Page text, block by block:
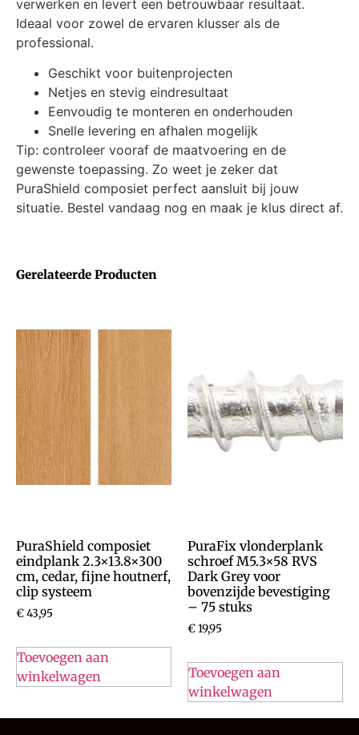
Gerelateerde Producten
PuraShield composiet
eindplank 2.3×13.8×300
cm, cedar, fijne houtnerf,
clip systeem
€43,95
Toevoegen aan
winkelwagen
PuraFix vlonderplank
schroef M5.3×58 RVS
Dark Grey voor
bovenzijde bevestiging
– 75 stuks
€19,95
Toevoegen aan
winkelwagen
verwerken en levert een betrouwbaar resultaat.
Ideaal voor zowel de ervaren klusser als de
professional.
Geschikt voor buitenprojecten
Netjes en stevig eindresultaat
Eenvoudig te monteren en onderhouden
Snelle levering en afhalen mogelijk
Tip: controleer vooraf de maatvoering en de
gewenste toepassing. Zo weet je zeker dat
PuraShield composiet perfect aansluit bij jouw
situatie. Bestel vandaag nog en maak je klus direct af.